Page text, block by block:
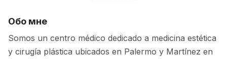
Обо мне
Somos un centro médico dedicado a medicina estética
y cirugía plástica ubicados en Palermo y Martínez en